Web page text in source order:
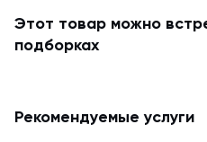
Этот товар можно
подборках
Рекомендуемые услуги